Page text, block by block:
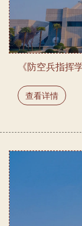
《防空兵指挥
查看详情